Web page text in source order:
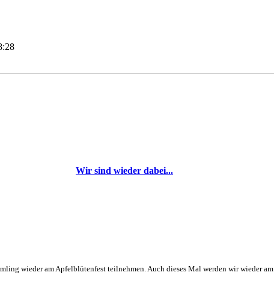
Wir sind wieder dabei...
wieder am Apfelblütenfest teilnehmen. Auch dieses Mal werden wir wieder am